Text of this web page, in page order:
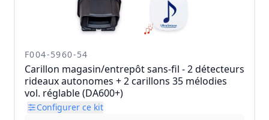
F004-5960-54
Carillon magasin/entrepôt sans-fil - 2 détecteurs
rideaux autonomes + 2 carillons 35 mélodies
vol. réglable (DA600+)
Configurer ce kit